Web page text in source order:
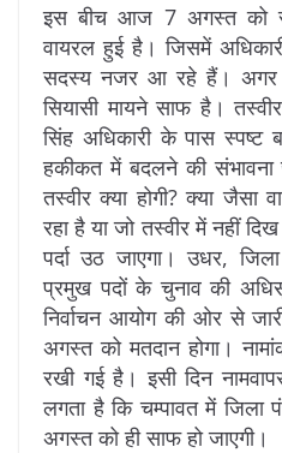
इस बीच आज 7 अगस्त को
वायरल हुई है। जिसमें
सदस्य नजर आ रहे हैं। अगर
सियासी मायने साफ है।
सिंह अधिकारी के पास स्पष्ट
हकीकत में बदलने की संभावना
तस्वीर क्या होगी? क्या जैसा
रहा है या जो तस्वीर में नहीं
पर्दा उठ जाएगा। उधर,
प्रमुख पदों के चुनाव की
निर्वाचन आयोग की ओर से
अगस्त को मतदान होगा।
रखी गई है। इसी दिन
लगता है कि चम्पावत में जिला
अगस्त को ही साफ हो जाएगी।